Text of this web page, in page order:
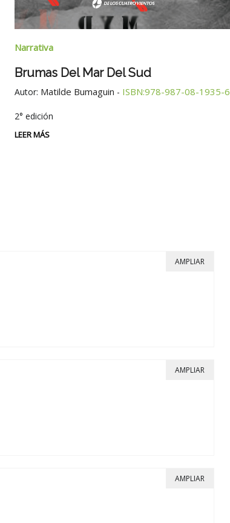
Narrativa
Brumas Del Mar Del Sud
Autor: Matilde Bumaguin - ISBN:978-987-08-1935-6
2° edición
LEER MÁS
AMPLIAR
AMPLIAR
AMPLIAR